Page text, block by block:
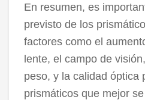
En resumen, es
previsto de los
factores como el
lente, el campo de
peso, y la calidad óptica
prismáticos que mejor